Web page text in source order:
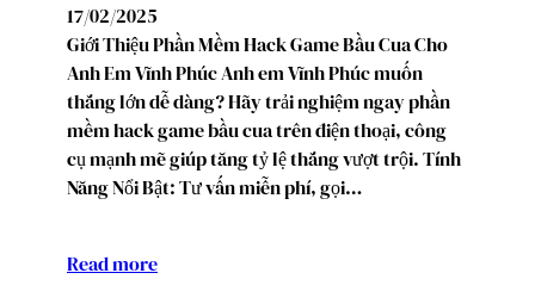
17/02/2025
Giới Thiệu Phần Mềm Hack Game Bầu Cua Cho
Anh Em Vĩnh Phúc Anh em Vĩnh Phúc muốn
thắng lớn dễ dàng? Hãy trải nghiệm ngay phần
mềm hack game bầu cua trên điện thoại, công
cụ mạnh mẽ giúp tăng tỷ lệ thắng vượt trội. Tính
Năng Nổi Bật: Tư vấn miễn phí, gọi…
Read more